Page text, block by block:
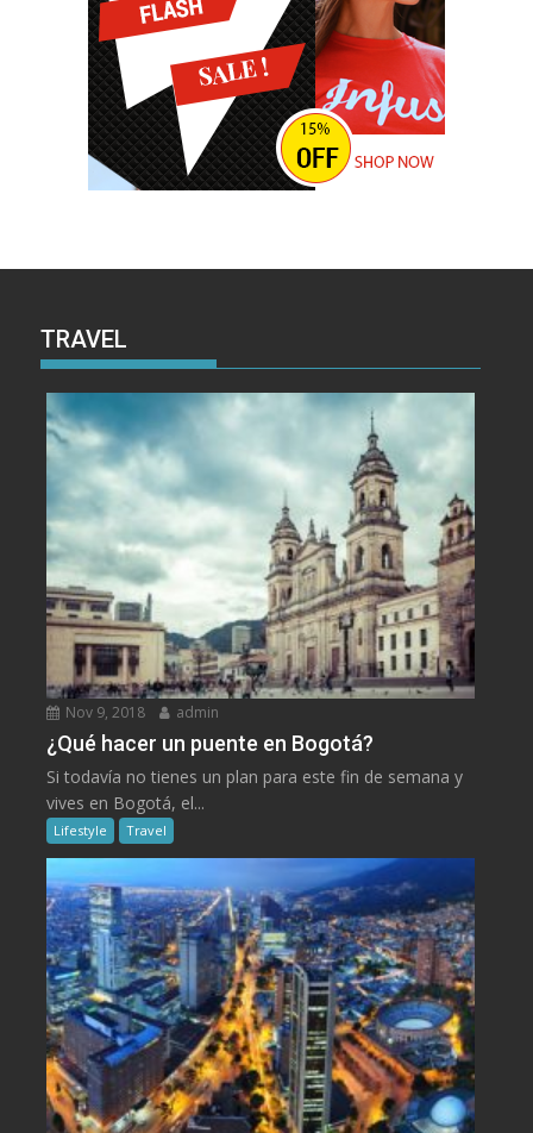
TRAVEL
Nov 9, 2018 admin
¿Qué hacer un puente en Bogotá?
Si todavía no tienes un plan para este fin de semana y
vives en Bogotá, el...
Lifestyle Travel